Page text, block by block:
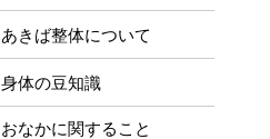
あきば整体について
身体の豆知識
おなかに関すること